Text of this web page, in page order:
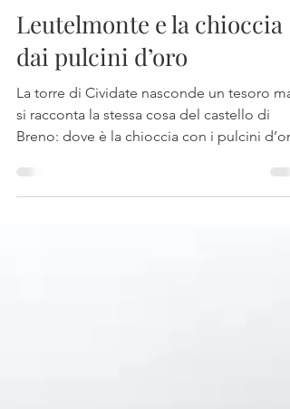
29 giu 2022
Tempo di lettura: 4 min
Leutelmonte e la chioccia
dai pulcini d’oro
La torre di Cividate nasconde un tesoro ma
si racconta la stessa cosa del castello di
Breno: dove è la chioccia con i pulcini